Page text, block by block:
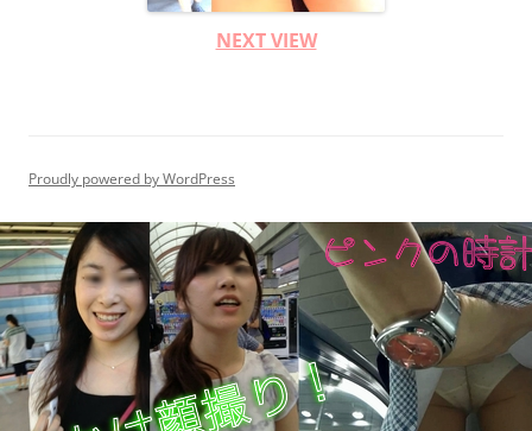
NEXT VIEW
Proudly powered by WordPress